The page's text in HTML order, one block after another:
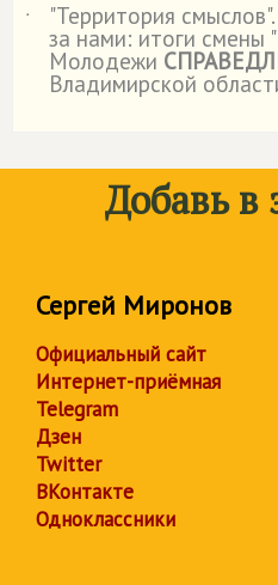
˙
"Территория
за нами: итоги смены
Молодежи
Владимирской
Добавь в
Сергей Миронов
Официальный сайт
Интернет-приёмная
Telegram
Дзен
Twitter
ВКонтакте
Одноклассники